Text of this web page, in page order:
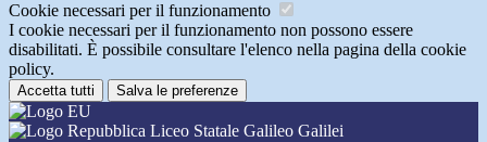
Cookie necessari per il funzionamento
I cookie necessari per il funzionamento non possono essere
disabilitati. È possibile consultare l'elenco nella pagina della cookie
policy.
Accetta tutti Salva le preferenze
Liceo Statale Galileo Galilei